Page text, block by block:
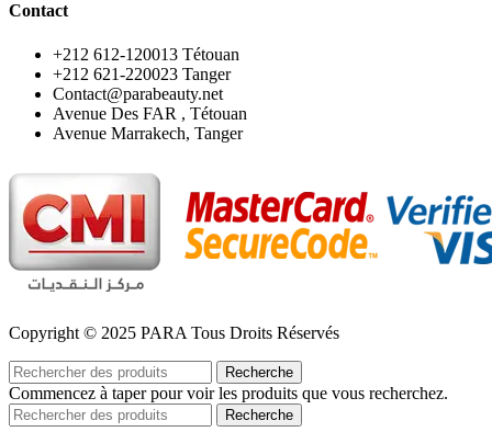
Contact
‪+212 612-120013 Tétouan
‪+212 621-220023 Tanger
Contact@parabeauty.net
Avenue Des FAR , Tétouan
Avenue Marrakech, Tanger
Copyright © 2025 PARA Tous Droits Réservés
Recherche
Commencez à taper pour voir les produits que vous recherchez.
Recherche